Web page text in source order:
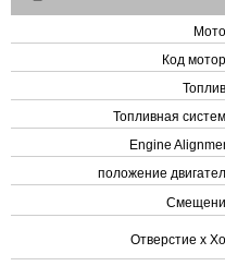
Код
Топливная
Engine
положение
Отверстие x